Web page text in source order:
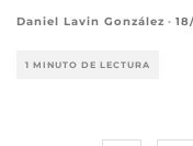
Daniel Lavin González ·
1 MINUTO DE LECTURA